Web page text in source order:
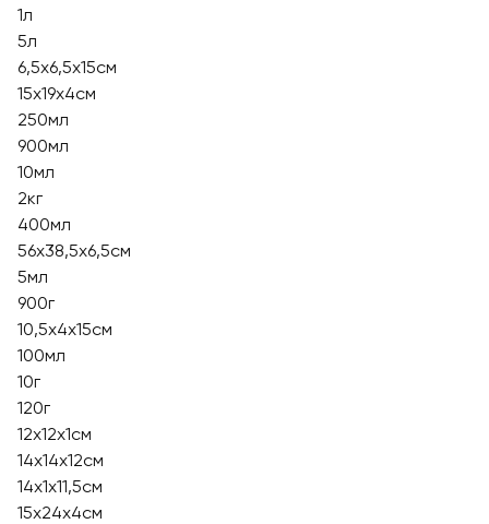
1л
5л
6,5х6,5х15см
15х19х4см
250мл
900мл
10мл
2кг
400мл
56х38,5х6,5см
5мл
900г
10,5х4х15см
100мл
10г
120г
12х12х1см
14х14х12см
14х1х11,5см
15х24х4см